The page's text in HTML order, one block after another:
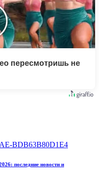
пересмотришь не
последние новости и